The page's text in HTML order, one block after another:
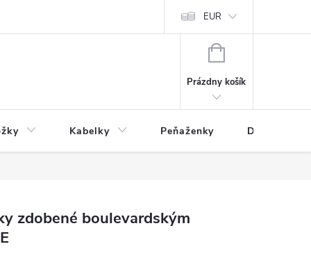
Podmienky ochrany osobných údajov
EUR
NÁKUPNÝ
Prázdny košík
Kabelky Peňaženky Drogéria
zdobené boulevardským